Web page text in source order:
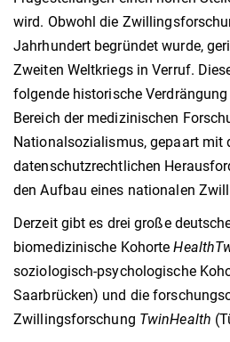
wird. Obwohl die
Jahrhundert begründet wurde,
Zweiten Weltkriegs in Verruf.
folgende historische
Bereich der medizinischen
Nationalsozialismus, gepaart mit
datenschutzrechtlichen
den Aufbau eines nationalen
Derzeit gibt es drei große
biomedizinische Kohorte
soziologisch-psychologische
Saarbrücken) und die
Zwillingsforschung TwinHealth